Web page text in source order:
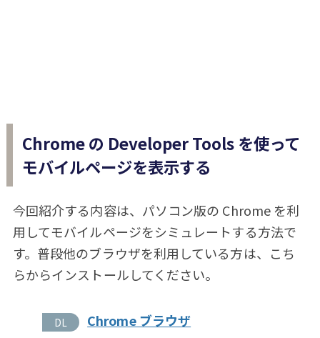
Chrome の Developer Tools を使って
モバイルページを表示する
今回紹介する内容は、パソコン版の Chrome を利
用してモバイルページをシミュレートする方法で
す。普段他のブラウザを利用している方は、こち
らからインストールしてください。
Chrome ブラウザ